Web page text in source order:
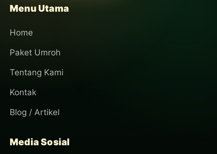
Menu Utama
Home
Paket Umroh
Tentang Kami
Kontak
Blog / Artikel
Media Sosial